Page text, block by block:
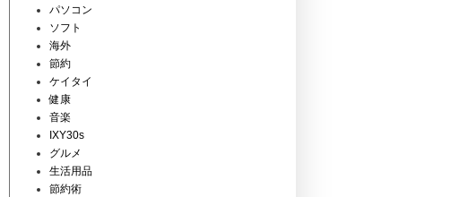
パソコン
ソフト
海外
節約
ケイタイ
健康
音楽
IXY30s
グルメ
生活用品
節約術